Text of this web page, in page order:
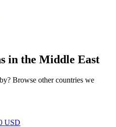
in the Middle East
Browse other countries we
USD